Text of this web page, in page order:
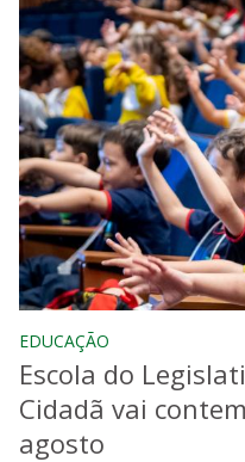
EDUCAÇÃO
Escola do
Cidadã vai
agosto